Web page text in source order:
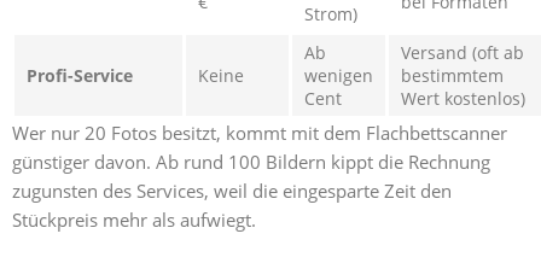
Strom)
Profi-Service Keine
Ab
wenigen
Cent
Versand (oft ab
bestimmtem
Wert kostenlos)
Wer nur 20 Fotos besitzt, kommt mit dem Flachbettscanner
günstiger davon. Ab rund 100 Bildern kippt die Rechnung
zugunsten des Services, weil die eingesparte Zeit den
Stückpreis mehr als aufwiegt.